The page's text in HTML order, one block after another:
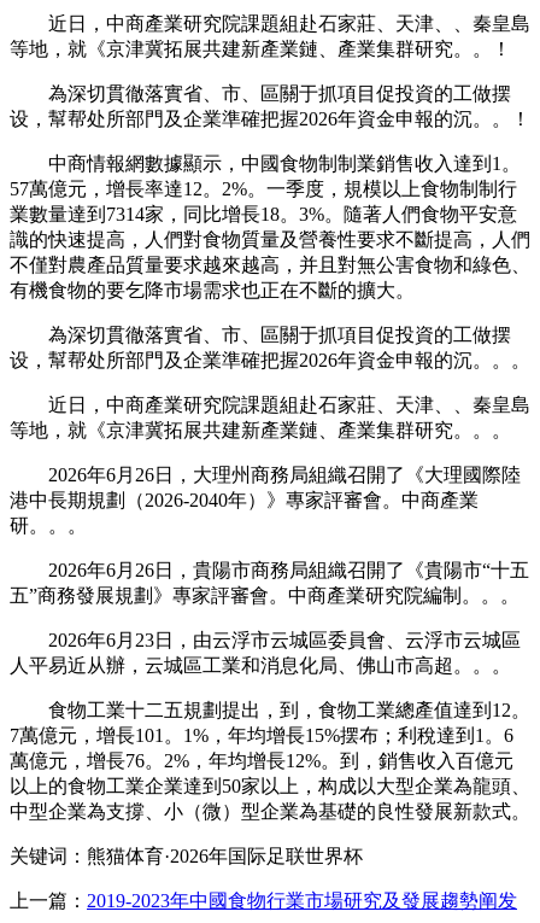
近日，中商產業研究院課題組赴石家莊、天津、、秦皇島
等地，就《京津冀拓展共建新產業鏈、產業集群研究。。！
為深切貫徹落實省、市、區關于抓項目促投資的工做摆
设，幫帮处所部門及企業準確把握2026年資金申報的沉。。！
中商情報網數據顯示，中國食物制制業銷售收入達到1。
57萬億元，增長率達12。2%。一季度，規模以上食物制制行
業數量達到7314家，同比增長18。3%。隨著人們食物平安意
識的快速提高，人們對食物質量及營養性要求不斷提高，人們
不僅對農產品質量要求越來越高，并且對無公害食物和綠色、
有機食物的要乞降市場需求也正在不斷的擴大。
為深切貫徹落實省、市、區關于抓項目促投資的工做摆
设，幫帮处所部門及企業準確把握2026年資金申報的沉。。。
近日，中商產業研究院課題組赴石家莊、天津、、秦皇島
等地，就《京津冀拓展共建新產業鏈、產業集群研究。。。
2026年6月26日，大理州商務局組織召開了《大理國際陸
港中長期規劃（2026-2040年）》專家評審會。中商產業
研。。。
2026年6月26日，貴陽市商務局組織召開了《貴陽市“十五
五”商務發展規劃》專家評審會。中商產業研究院編制。。。
2026年6月23日，由云浮市云城區委員會、云浮市云城區
人平易近从辦，云城區工業和消息化局、佛山市高超。。。
食物工業十二五規劃提出，到，食物工業總產值達到12。
7萬億元，增長101。1%，年均增長15%摆布；利稅達到1。6
萬億元，增長76。2%，年均增長12%。到，銷售收入百億元
以上的食物工業企業達到50家以上，构成以大型企業為龍頭、
中型企業為支撐、小（微）型企業為基礎的良性發展新款式。
关键词：熊猫体育·2026年国际足联世界杯
上一篇： 2019-2023年中國食物行業市場研究及發展趨勢阐发